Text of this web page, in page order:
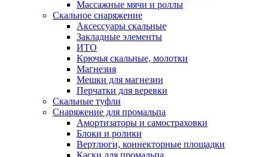
Массажные мячи и роллы
Скальное снаряжение
Аксессуары скальные
Закладные элементы
ИТО
Крючья скальные, молотки
Магнезия
Мешки для магнезии
Перчатки для веревки
Скальные туфли
Снаряжение для промальпа
Амортизаторы и самостраховки
Блоки и ролики
Вертлюги, коннекторные площадки
Каски для промальпа